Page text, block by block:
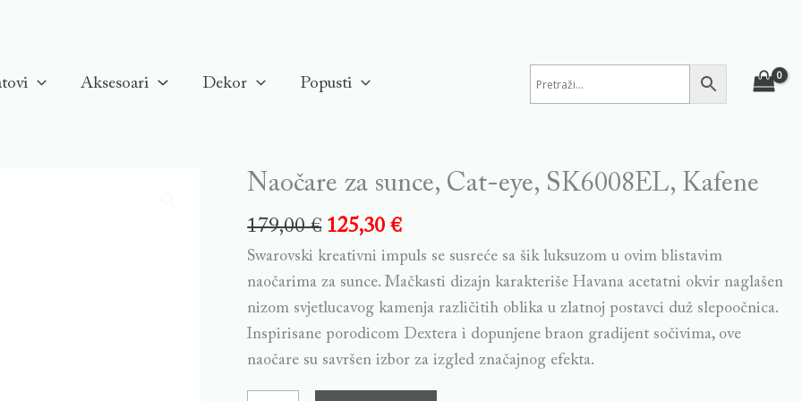
Aksesoari Dekor Popusti
Naočare za sunce, Cat-eye, SK6008EL, Kafene
179,00€ 125,30€
Swarovski kreativni impuls se susreće sa šik luksuzom u ovim blistavim
naočarima za sunce. Mačkasti dizajn karakteriše Havana acetatni okvir naglašen
nizom svjetlucavog kamenja različitih oblika u zlatnoj postavci duž slepoočnica.
Inspirisane porodicom Dextera i dopunjene braon gradijent sočivima, ove
naočare su savršen izbor za izgled značajnog efekta.
Naočare
sunce,
Cat-
eye,
SK6008EL,
Kafene
quantity